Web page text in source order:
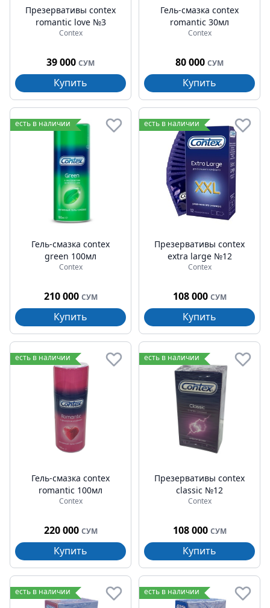
Презервативы contex
romantic love №3
Contex
39 000 СУМ
Купить
Гель-смазка contex
romantic 30мл
Contex
80 000 СУМ
Купить
есть в наличии
Гель-смазка contex
green 100мл
Contex
210 000 СУМ
Купить
есть в наличии
Презервативы contex
extra large №12
Contex
108 000 СУМ
Купить
есть в наличии
Гель-смазка contex
romantic 100мл
Contex
220 000 СУМ
Купить
есть в наличии
Презервативы contex
classic №12
Contex
108 000 СУМ
Купить
есть в наличии есть в наличии